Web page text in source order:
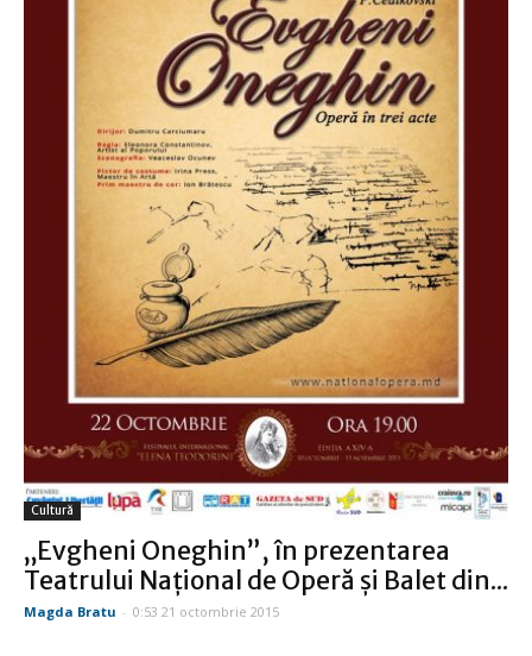
Cultură
„Evgheni Oneghin”, în prezentarea
Teatrului Național de Operă și Balet din...
Magda Bratu - 0:53 21 octombrie 2015